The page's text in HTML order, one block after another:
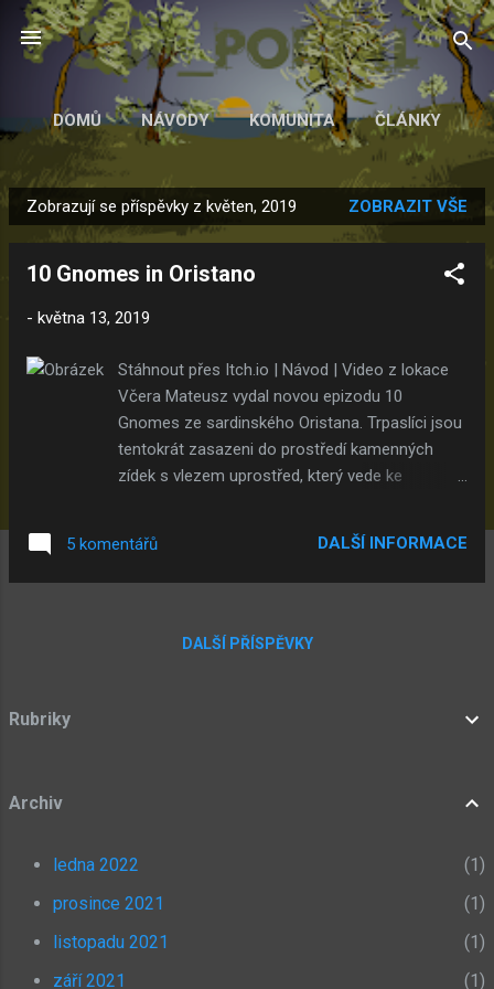
Přeskočit na hlavní obsah
DOMŮ NÁVODY KOMUNITA ČLÁNKY
P
Zobrazují se příspěvky z květen, 2019 ZOBRAZIT VŠE
10 Gnomes in Oristano
- května 13, 2019
Stáhnout přes Itch.io | Návod | Video z lokace
Včera Mateusz vydal novou epizodu 10
Gnomes ze sardinského Oristana. Trpaslíci jsou
tentokrát zasazeni do prostředí kamenných
zídek s vlezem uprostřed, který vede ke
5 komentářů DALŠÍ INFORMACE
DALŠÍ PŘÍSPĚVKY
Rubriky
Archiv
ledna 2022
1
prosince 2021
1
listopadu 2021
1
září 2021
1